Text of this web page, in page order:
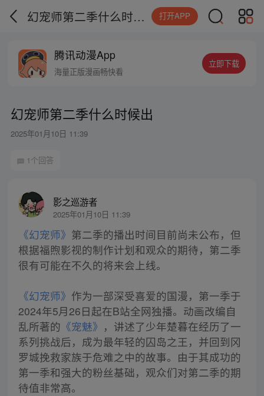
幻宠师第二季什么时候出 打开APP
腾讯动漫App
海量正版漫画畅快看
立即下载
幻宠师第二季什么时候出
2025年01月10日 11:39
1个回答
影之巡游者
2025年01月10日 11:39
《幻宠师》 第二季的播出时间目前尚未公布，但
根据福煦影视的制作计划和观众的期待，第二季
很有可能在不久的将来会上线。
《幻宠师》 作为一部深受喜爱的国漫，第一季于
2024年5月26日起在B站全网独播。动画改编自
乱所著的 《宠魅》 ，讲述了少年楚暮在经历了一
系列挑战后，成为最年轻的囚岛之王，并回到冈
罗城挽救家族于危难之中的故事。由于其成功的
第一季和强大的粉丝基础，观众们对第二季的期
待值非常高。